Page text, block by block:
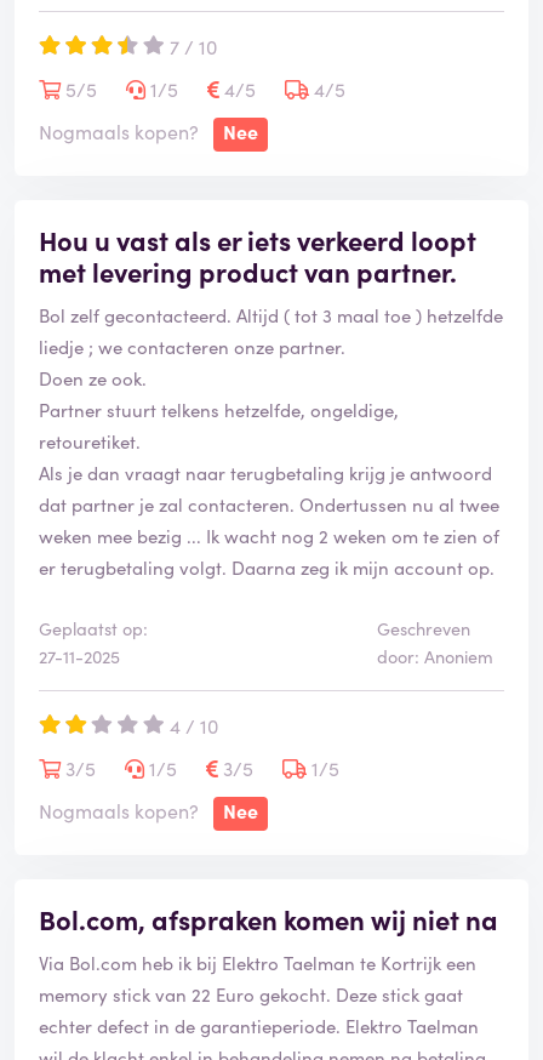
7 / 10
5/5
1/5 4/5
4/5
Nogmaals kopen?
Nee
Hou u vast als er iets verkeerd loopt
met levering product van partner.
Bol zelf gecontacteerd. Altijd ( tot 3 maal toe ) hetzelfde
liedje ; we contacteren onze partner.
Doen ze ook.
Partner stuurt telkens hetzelfde, ongeldige,
retouretiket.
Als je dan vraagt naar terugbetaling krijg je antwoord
dat partner je zal contacteren. Ondertussen nu al twee
weken mee bezig ... Ik wacht nog 2 weken om te zien of
er terugbetaling volgt. Daarna zeg ik mijn account op.
Geplaatst op:
27-11-2025
Geschreven
door: Anoniem
4 / 10
3/5
1/5 3/5
1/5
Nogmaals kopen?
Nee
Bol.com, afspraken komen wij niet na
Via Bol.com heb ik bij Elektro Taelman te Kortrijk een
memory stick van 22 Euro gekocht. Deze stick gaat
echter defect in de garantieperiode. Elektro Taelman